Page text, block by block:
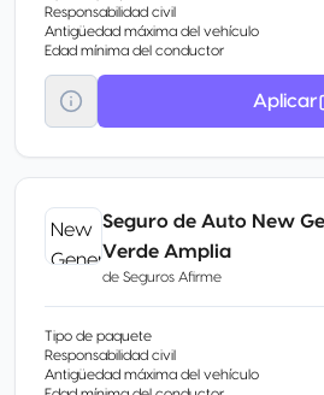
Responsabilidad civil
Antigüedad máxima del vehículo
Edad mínima del conductor
Aplicar
Seguro de Auto New
Verde Amplia
de Seguros Afirme
Tipo de paquete
Responsabilidad civil
Antigüedad máxima del vehículo